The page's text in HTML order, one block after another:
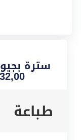
سترة
32,00
طباعة